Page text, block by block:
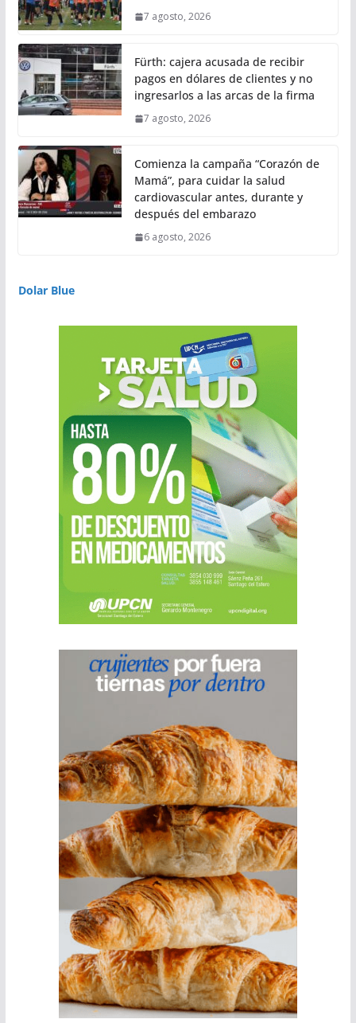
7 agosto, 2026
Fürth: cajera acusada de recibir
pagos en dólares de clientes y no
ingresarlos a las arcas de la firma
7 agosto, 2026
Comienza la campaña “Corazón de
Mamá”, para cuidar la salud
cardiovascular antes, durante y
después del embarazo
6 agosto, 2026
Dolar Blue